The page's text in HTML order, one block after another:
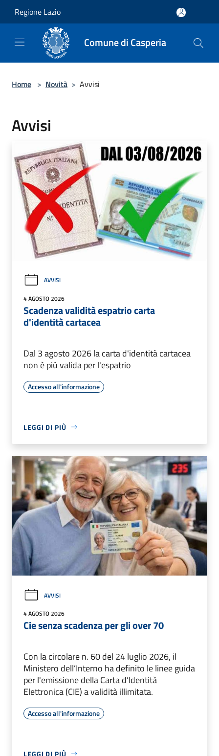
Regione Lazio
Comune di Casperia
Home > Novità > Avvisi
Avvisi
AVVISI
4 AGOSTO 2026
Scadenza validità espatrio carta
d'identità cartacea
Dal 3 agosto 2026 la carta d'identità cartacea
non è più valida per l'espatrio
Accesso all'informazione
LEGGI DI PIÙ
AVVISI
4 AGOSTO 2026
Cie senza scadenza per gli over 70
Con la circolare n. 60 del 24 luglio 2026, il
Ministero dell’Interno ha definito le linee guida
per l'emissione della Carta d’Identità
Elettronica (CIE) a validità illimitata.
Accesso all'informazione
LEGGI DI PIÙ